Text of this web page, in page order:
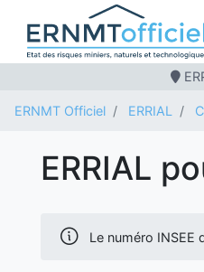
ERNMT Officiel ERRIAL
ERRIAL
Le numéro INSEE